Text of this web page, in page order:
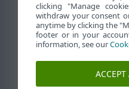
Prikaži lokaciju za
End of Life
ESET Forum
ESET baza znanja
ESET Status Portal
clicking "Manage
withdraw your consent
anytime by clicking the
footer or in your
information, see our